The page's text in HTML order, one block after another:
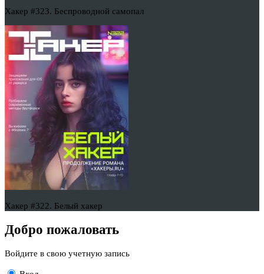
Хакер #323. Беспроводной самопал
Хакер #322. Белый хакер
Добро пожаловать
Войдите в свою учетную запись